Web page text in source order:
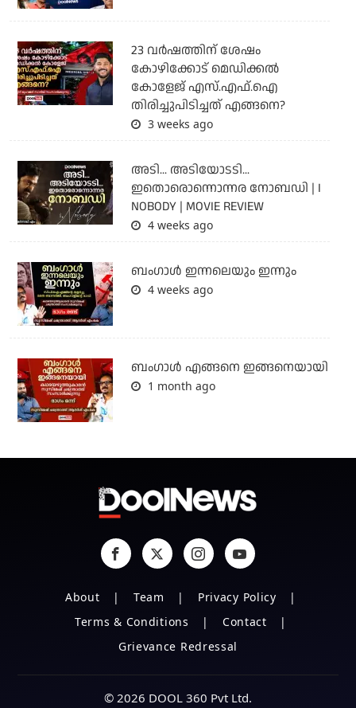
23 വർഷത്തിന് ശേഷം
കോഴിക്കോട് മെഡിക്കൽ
കോളേജ് എസ്.എഫ്.ഐ
തിരിച്ചുപിടിച്ചത് എങ്ങനെ?
3 weeks ago
അടി... അടിയോടടി...
ഇതൊരൊന്നൊന്നര നോബഡി | I
NOBODY | MOVIE REVIEW
4 weeks ago
ബംഗാള്‍ ഇന്നലെയും ഇന്നും
4 weeks ago
ബം​ഗാൾ എങ്ങനെ ഇങ്ങനെയായി
1 month ago
About Team
Privacy Policy
Terms & Conditions
Contact
Grievance Redressal
© 2026 DOOL 360 Pvt Ltd.